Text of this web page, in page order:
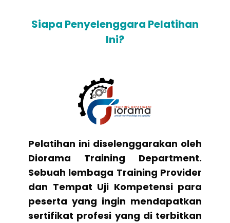
Siapa Penyelenggara Pelatihan
Ini?
Pelatihan ini diselenggarakan oleh
Diorama Training Department.
Sebuah lembaga Training Provider
dan Tempat Uji Kompetensi para
peserta yang ingin mendapatkan
sertifikat profesi yang di terbitkan